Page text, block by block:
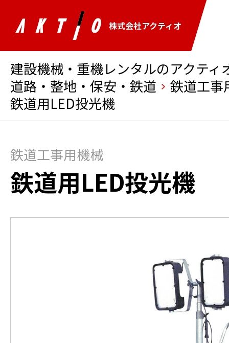
株式会社アクティオ
建設機械・重機レンタルのアクティ
道路・整地・保安・鉄道
鉄道工事
鉄道用LED投光機
鉄道工事用機械
鉄道用LED投光機